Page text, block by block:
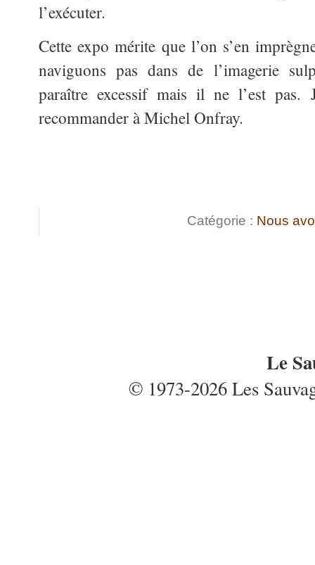
l’exécuter.
Cette expo mérite que l’on s’en
naviguons pas dans de l’imagerie
paraître excessif mais il ne l’est
recommander à Michel Onfray.
Catégorie : Nous
Le
© 1973-2026 Les